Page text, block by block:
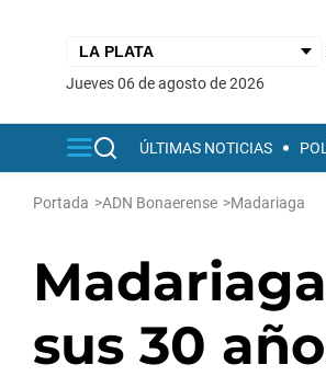
jueves 06 de agosto de 2026
ÚLTIMAS NOTICIAS
Portada >ADN Bonaerense >Madariaga
sus 30